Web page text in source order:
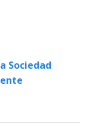
Sociedad